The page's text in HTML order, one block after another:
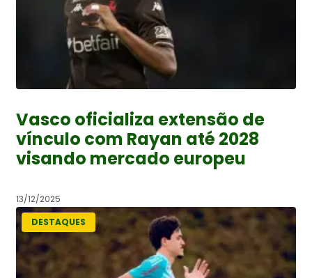
Vasco oficializa extensão de
vínculo com Rayan até 2028
visando mercado europeu
13/12/2025
DESTAQUES